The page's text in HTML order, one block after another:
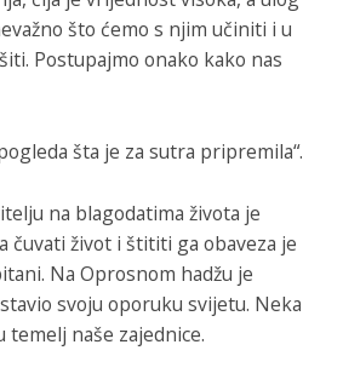
što ćemo s njim učiniti i u
Postupajmo onako kako nas
šta je za sutra pripremila“.
na blagodatima života je
čuvati život i štititi ga obaveza je
Na Oprosnom hadžu je
svoju oporuku svijetu. Neka
naše zajednice.